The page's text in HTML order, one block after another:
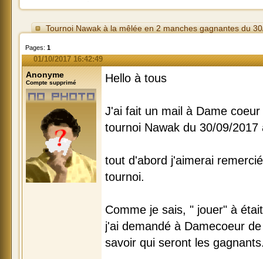
Tournoi Nawak à la mêlée en 2 manches gagnantes du
Pages: 1
01/10/2017 16:42:49
Anonyme
Compte supprimé Hello à tous
J'ai fait un mail à Dame
tournoi Nawak du 30/09/2017
tout d'abord j'aimerai
tournoi.
Comme je sais, " jouer" à
j'ai demandé à Damecoeur
savoir qui seront les